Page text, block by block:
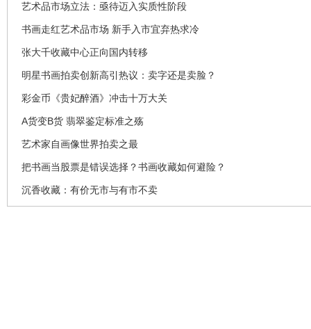
艺术品市场立法：亟待迈入实质性阶段
书画走红艺术品市场 新手入市宜弃热求冷
张大千收藏中心正向国内转移
明星书画拍卖创新高引热议：卖字还是卖脸？
彩金币《贵妃醉酒》冲击十万大关
A货变B货 翡翠鉴定标准之殇
艺术家自画像世界拍卖之最
把书画当股票是错误选择？书画收藏如何避险？
沉香收藏：有价无市与有市不卖